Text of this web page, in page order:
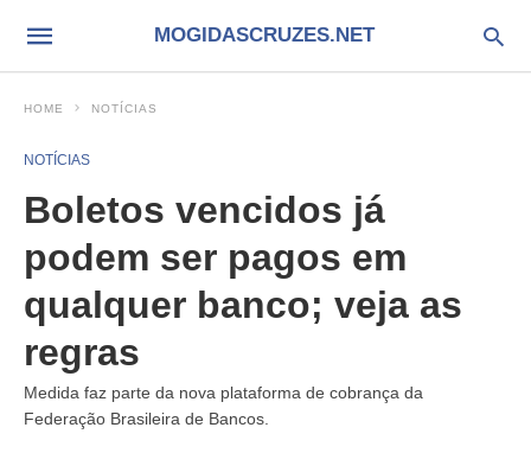
MOGIDASCRUZES.NET
HOME NOTÍCIAS
NOTÍCIAS
Boletos vencidos já
podem ser pagos em
qualquer banco; veja as
regras
Medida faz parte da nova plataforma de cobrança da
Federação Brasileira de Bancos.